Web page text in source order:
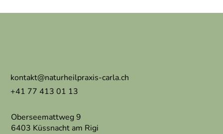
kontakt@naturheilpraxis-carla.ch
+41 77 413 01 13
Oberseemattweg 9
6403 Küssnacht am Rigi